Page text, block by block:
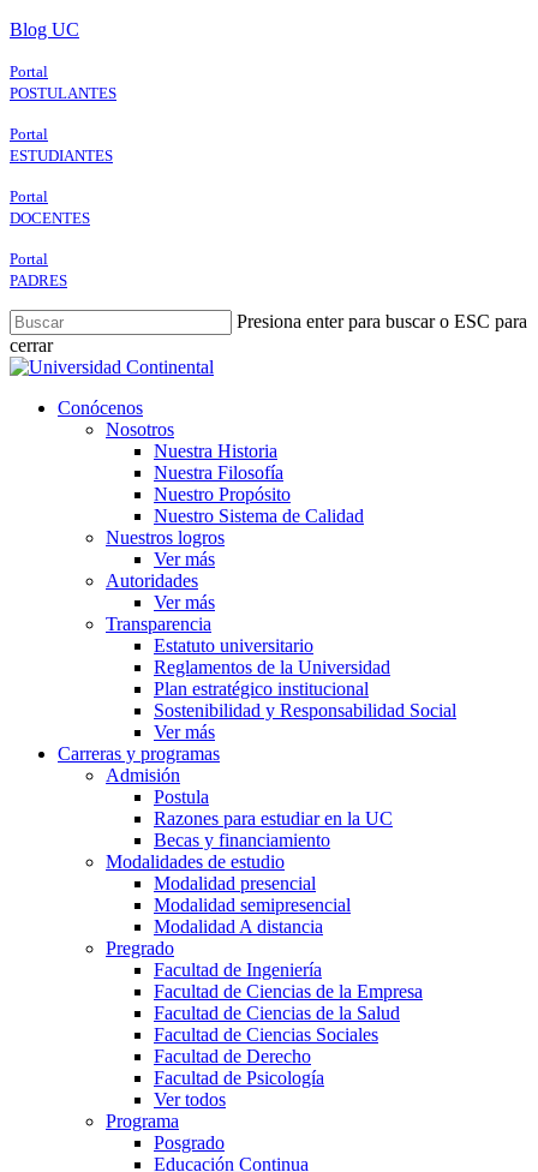
Skip
main
content
Blog UC
Portal
POSTULANTES
Portal
ESTUDIANTES
Portal
DOCENTES
Portal
PADRES
Presiona enter para buscar o ESC para
cerrar
Close
search
Menu
Conócenos
Nosotros
Nuestra Historia
Nuestra Filosofía
Nuestro Propósito
Nuestro Sistema de Calidad
Nuestros logros
Ver más
Autoridades
Ver más
Transparencia
Estatuto universitario
Reglamentos de la Universidad
Plan estratégico institucional
Sostenibilidad y Responsabilidad Social
Ver más
Carreras y programas
Admisión
Postula
Razones para estudiar en la UC
Becas y financiamiento
Modalidades de estudio
Modalidad presencial
Modalidad semipresencial
Modalidad A distancia
Pregrado
Facultad de Ingeniería
Facultad de Ciencias de la Empresa
Facultad de Ciencias de la Salud
Facultad de Ciencias Sociales
Facultad de Derecho
Facultad de Psicología
Ver todos
Programa
Posgrado
Educación Continua